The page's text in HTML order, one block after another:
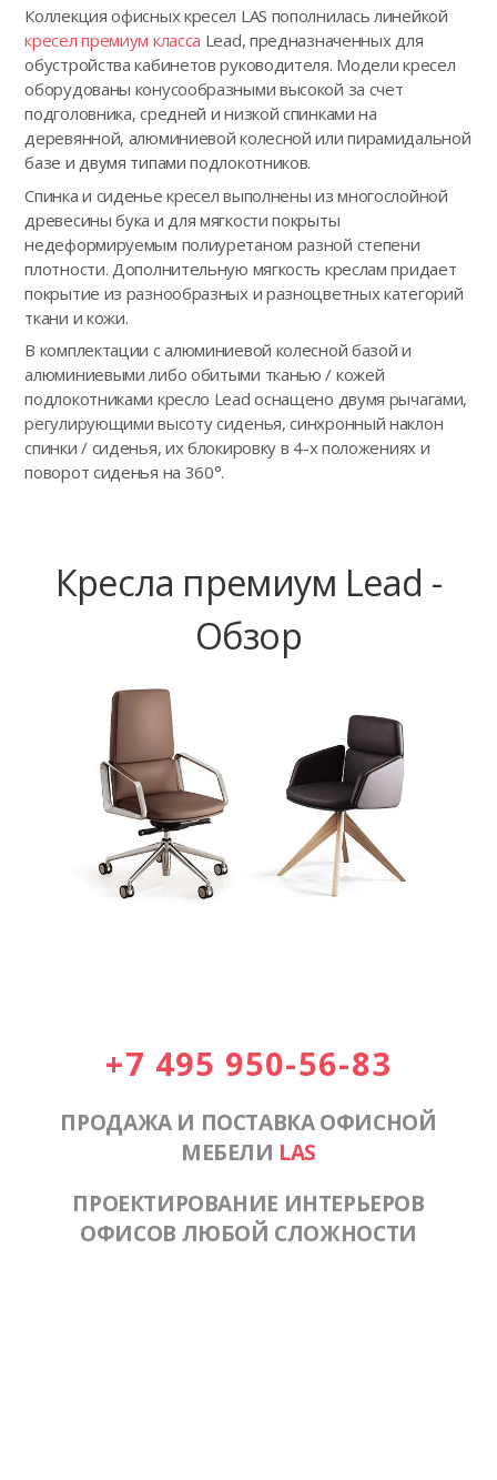
Коллекция офисных кресел LAS пополнилась линейкой
кресел премиум класса Lead, предназначенных для
обустройства кабинетов руководителя. Модели кресел
оборудованы конусообразными высокой за счет
подголовника, средней и низкой спинками на
деревянной, алюминиевой колесной или пирамидальной
базе и двумя типами подлокотников.
Спинка и сиденье кресел выполнены из многослойной
древесины бука и для мягкости покрыты
недеформируемым полиуретаном разной степени
плотности. Дополнительную мягкость креслам придает
покрытие из разнообразных и разноцветных категорий
ткани и кожи.
В комплектации с алюминиевой колесной базой и
алюминиевыми либо обитыми тканью / кожей
подлокотниками кресло Lead оснащено двумя рычагами,
регулирующими высоту сиденья, синхронный наклон
спинки / сиденья, их блокировку в 4-х положениях и
поворот сиденья на 360°.
Кресла премиум Lead -
Обзор
+7 495 950-56-83
ПРОДАЖА И ПОСТАВКА ОФИСНОЙ
МЕБЕЛИ LAS
ПРОЕКТИРОВАНИЕ ИНТЕРЬЕРОВ
ОФИСОВ ЛЮБОЙ СЛОЖНОСТИ